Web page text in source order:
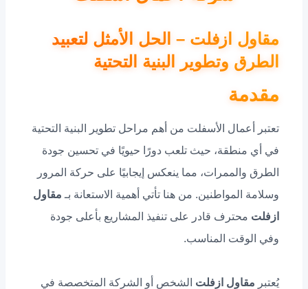
مقاول ازفلت – الحل الأمثل لتعبيد
الطرق وتطوير البنية التحتية
مقدمة
تعتبر أعمال الأسفلت من أهم مراحل تطوير البنية التحتية
في أي منطقة، حيث تلعب دورًا حيويًا في تحسين جودة
الطرق والممرات، مما ينعكس إيجابيًا على حركة المرور
وسلامة المواطنين. من هنا تأتي أهمية الاستعانة بـ مقاول
ازفلت محترف قادر على تنفيذ المشاريع بأعلى جودة
وفي الوقت المناسب.
يُعتبر مقاول ازفلت الشخص أو الشركة المتخصصة في